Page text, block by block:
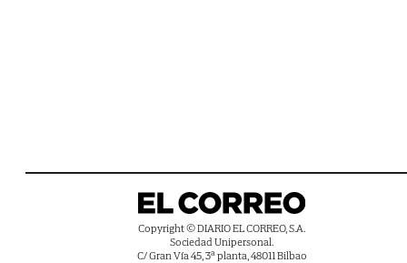
Copyright © DIARIO EL CORREO, S.A.
Sociedad Unipersonal.
C/ Gran Vía 45, 3ª planta, 48011 Bilbao